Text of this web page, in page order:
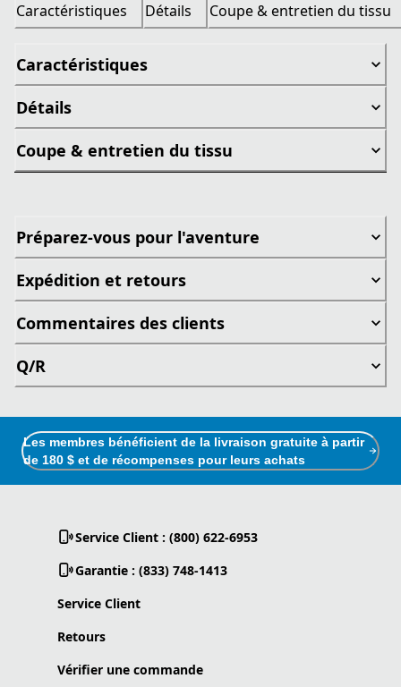
Caractéristiques Détails Coupe & entretien du tissu
Caractéristiques
Détails
Coupe & entretien du tissu
Préparez-vous pour l'aventure
Expédition et retours
Commentaires des clients
Q/R
Les membres bénéficient de la livraison gratuite à partir
de 180 $ et de récompenses pour leurs achats
Service Client : (800) 622-6953
Garantie : (833) 748-1413
Service Client
Retours
Vérifier une commande